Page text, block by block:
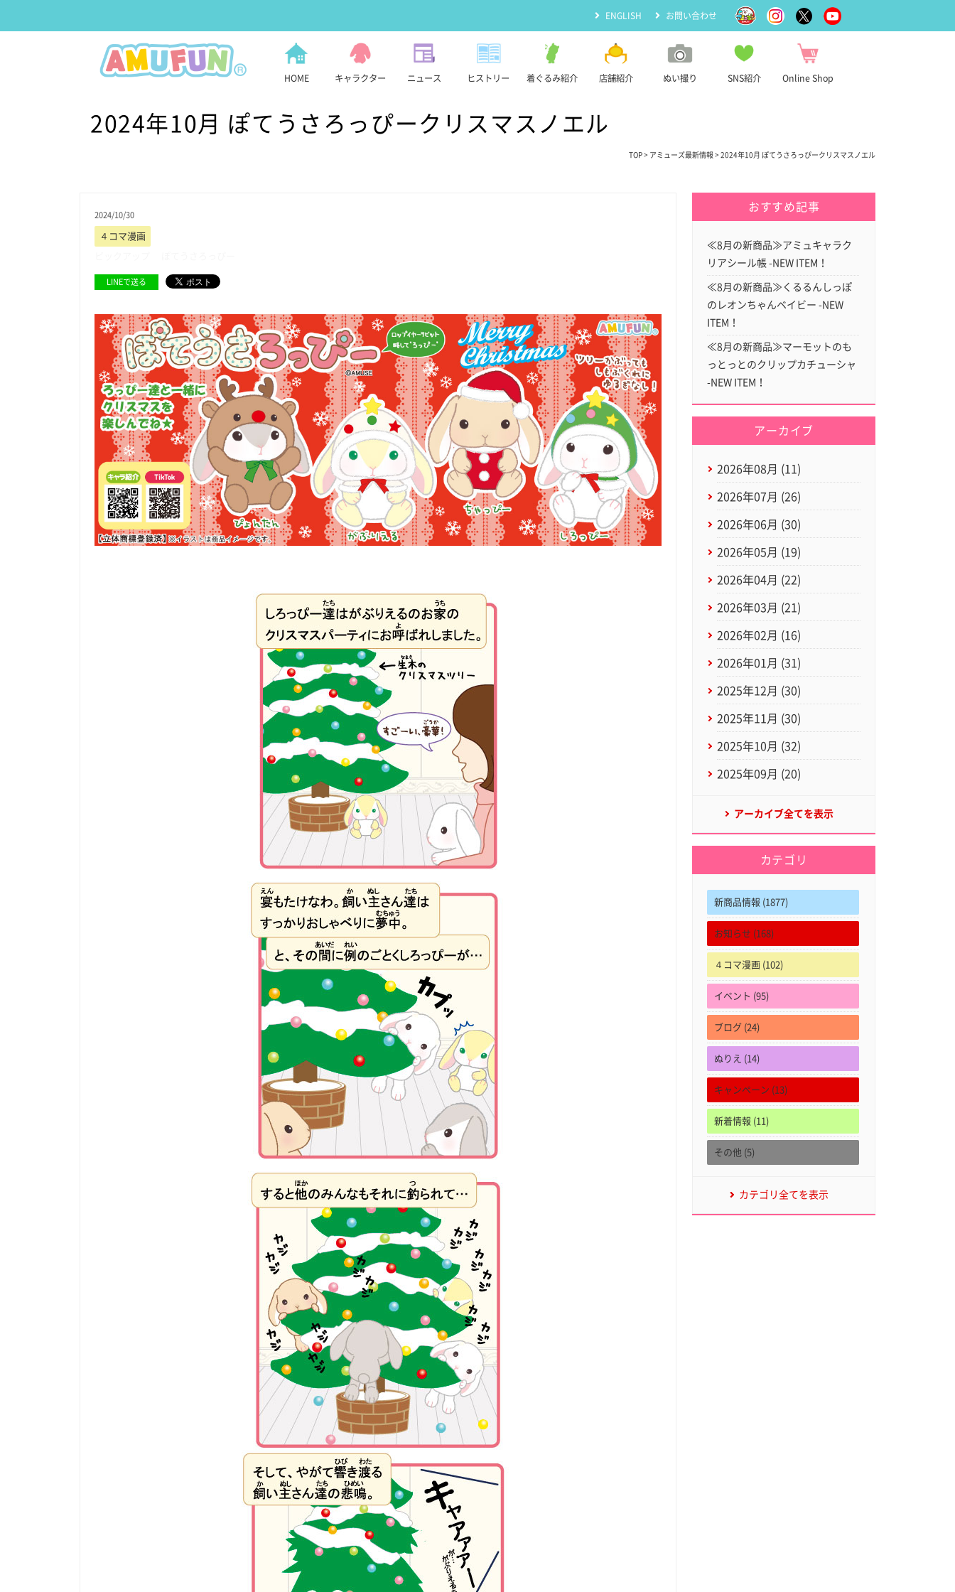
ENGLISH お問い合わせ
HOME キャラクター ニュース ヒストリー 着ぐるみ紹介 店舗紹介 ぬい撮り SNS紹介 Online Shop
2024年10月 ぽてうさろっぴークリスマスノエル
TOP > アミューズ最新情報 > 2024年10月 ぽてうさろっぴークリスマスノエル
2024/10/30
４コマ漫画
LINEで送る
おすすめ記事
≪8月の新商品≫アミュキャラク
リアシール帳 -NEW ITEM！
≪8月の新商品≫くるるんしっぽ
のレオンちゃんベイビー -NEW
ITEM！
≪8月の新商品≫マーモットのも
っとっとのクリップカチューシャ
-NEW ITEM！
アーカイブ
2026年08月 (11)
2026年07月 (26)
2026年06月 (30)
2026年05月 (19)
2026年04月 (22)
2026年03月 (21)
2026年02月 (16)
2026年01月 (31)
2025年12月 (30)
2025年11月 (30)
2025年10月 (32)
2025年09月 (20)
アーカイブ全てを表示
カテゴリ
新商品情報 (1877)
お知らせ (168)
４コマ漫画 (102)
イベント (95)
ブログ (24)
ぬりえ (14)
キャンペーン (13)
新着情報 (11)
その他 (5)
カテゴリ全てを表示